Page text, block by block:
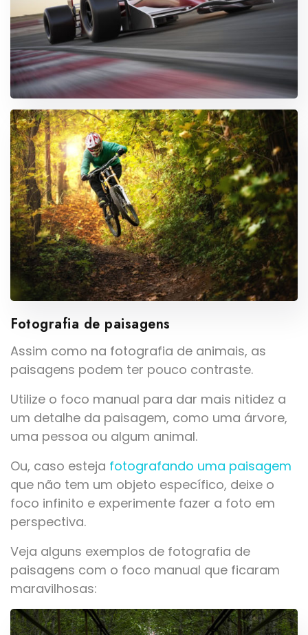
Fotografia de paisagens
Assim como na fotografia de animais, as
paisagens podem ter pouco contraste.
Utilize o foco manual para dar mais nitidez a
um detalhe da paisagem, como uma árvore,
uma pessoa ou algum animal.
Ou, caso esteja fotografando uma paisagem
que não tem um objeto específico, deixe o
foco infinito e experimente fazer a foto em
perspectiva.
Veja alguns exemplos de fotografia de
paisagens com o foco manual que ficaram
maravilhosas: